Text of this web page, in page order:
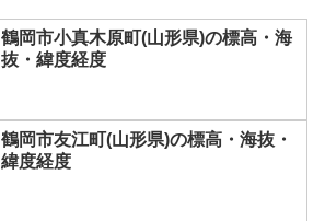
鶴岡市小真木原町(山形県)の標高・海
抜・緯度経度
鶴岡市友江町(山形県)の標高・海抜・
緯度経度